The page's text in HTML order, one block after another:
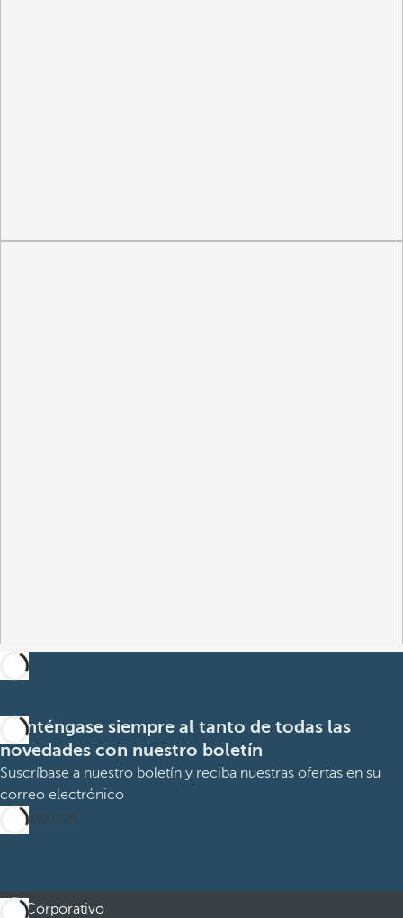
Manténgase siempre al tanto de todas las
novedades con nuestro boletín
Suscríbase a nuestro boletín y reciba nuestras ofertas en su
correo electrónico
Suscribirme
Corporativo